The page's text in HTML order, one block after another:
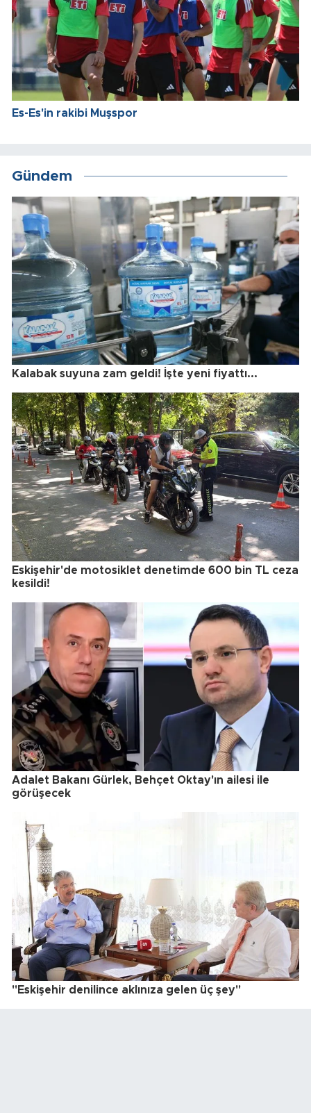
Es-Es'in rakibi Muşspor
Gündem
Kalabak suyuna zam geldi! İşte yeni fiyattı...
Eskişehir'de motosiklet denetimde 600 bin TL ceza
kesildi!
Adalet Bakanı Gürlek, Behçet Oktay'ın ailesi ile
görüşecek
"Eskişehir denilince aklınıza gelen üç şey"